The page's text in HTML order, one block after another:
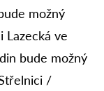
možný
Lazecká ve
bude možný
/